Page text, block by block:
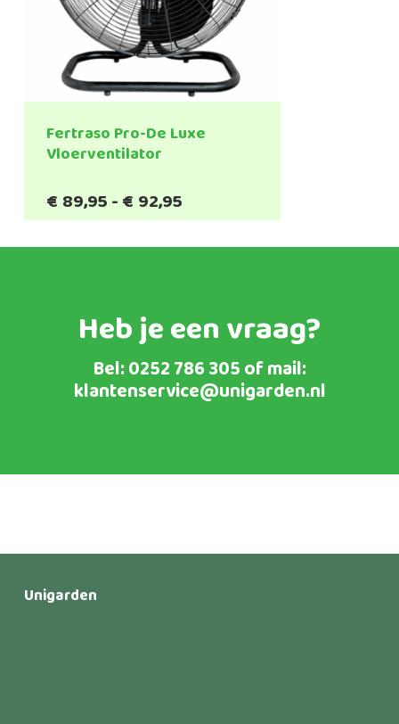
Fertraso Pro-De Luxe
Vloerventilator
€ 89,95-€ 92,95Prijsklasse:
€89,95
tot
Heb je een vraag?
Bel:0252 786 305of mail:
klantenservice@unigarden.nl
Unigarden